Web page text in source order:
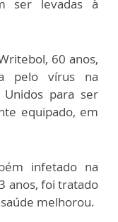
ser levadas à
60 anos,
pelo vírus na
Unidos para ser
equipado, em
infetado na
anos, foi tratado
melhorou.